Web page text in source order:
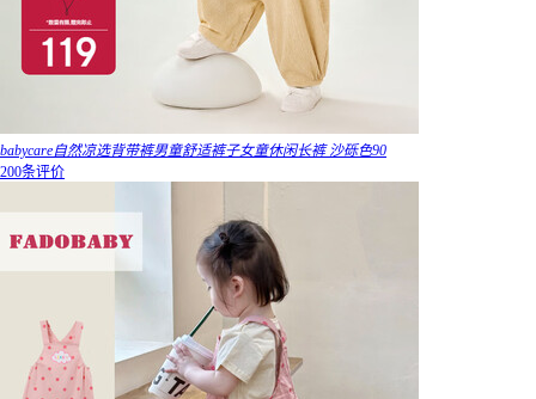
babycare自然凉选背带裤男童舒适裤子女童休闲长裤 沙砾色90
200条评价